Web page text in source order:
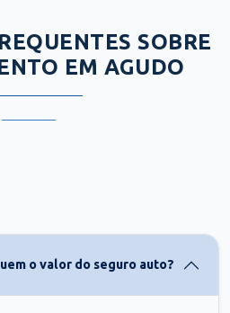
SOBRE
EM AGUDO
o valor do seguro auto?